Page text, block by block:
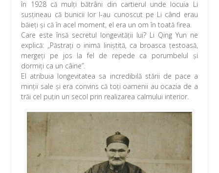
în 1928 că mulţi bătrâni din cartierul unde locuia Li
susţineau că bunicii lor l-au cunoscut pe Li când erau
băieţi şi că în acel moment, el era un om în toată firea.
Care este însă secretul longevităţii lui? Li Qing Yun ne
explică: „Păstrați o inimă liniștită, ca broasca țestoasă,
mergeţi pe jos la fel de repede ca porumbelul și
dormiţi ca un câine”.
El atribuia longevitatea sa incredibilă stării de pace a
minții sale și era convins că toți oamenii au ocazia de a
trăi cel puțin un secol prin realizarea calmului interior.